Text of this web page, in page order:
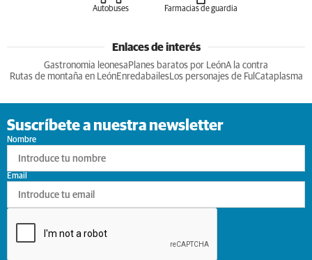
Autobuses Farmacias de guardia
Enlaces de interés
Gastronomia leonesa Planes baratos por LeónA la contra
Rutas de montaña en LeónEnredabailesLos personajes de Ful Cataplasma
Suscríbete a nuestra newsletter
Nombre
Email